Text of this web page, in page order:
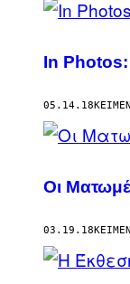
In Photos:
05.14.18
Οι
03.19.18